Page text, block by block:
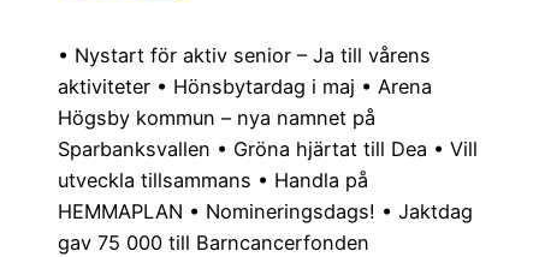
• Nystart för aktiv senior – Ja till vårens
aktiviteter • Hönsbytardag i maj • Arena
Högsby kommun – nya namnet på
Sparbanksvallen • Gröna hjärtat till Dea • Vill
utveckla tillsammans • Handla på
HEMMAPLAN • Nomineringsdags! • Jaktdag
gav 75 000 till Barncancerfonden